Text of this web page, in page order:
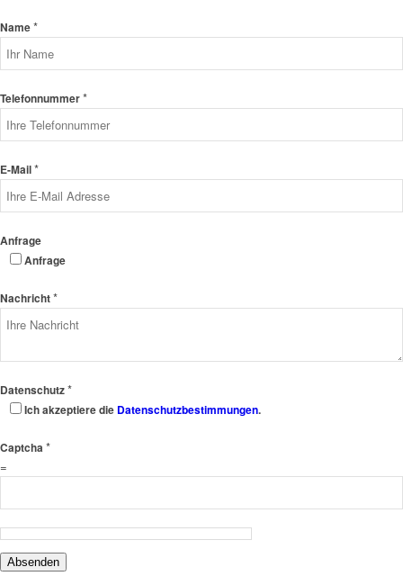
Name*
Telefonnummer*
E-Mail*
Anfrage
Anfrage
Nachricht*
Datenschutz*
Ich akzeptiere die Datenschutzbestimmungen.
Captcha *
=
Absenden